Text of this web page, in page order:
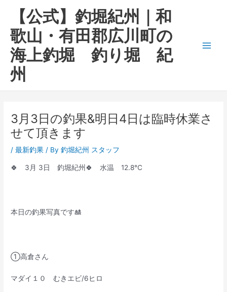
【公式】釣堀紀州｜和
歌山・有田郡広川町の
海上釣堀 釣り堀 紀
州
3月3日の釣果&明日4日は臨時休業さ
せて頂きます
/最新釣果 / By釣堀紀州 スタッフ
🍀 3月 3日 釣堀紀州🍀 水温 12.8℃
本日の釣果写真です🎎
①高倉さん
マダイ１０ むきエビ/6ヒロ